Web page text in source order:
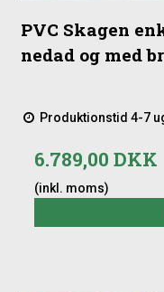
PVC Skagen
nedad og med
Produktionstid 4-7
6.789,00 DKK
(inkl. moms)